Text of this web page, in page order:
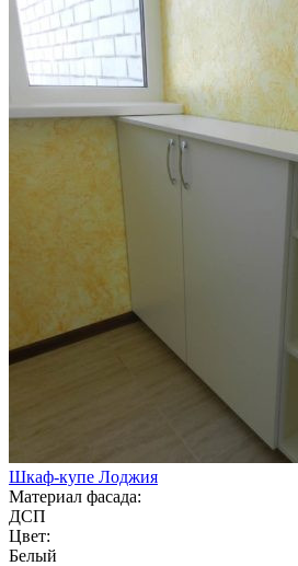
Шкаф-купе Лоджия
Материал фасада:
ДСП
Цвет:
Белый